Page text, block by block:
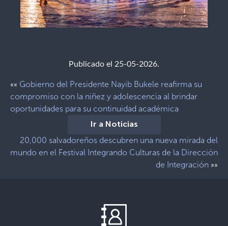
Publicado el 25-05-2026.
«« Gobierno del Presidente Nayib Bukele reafirma su
compromiso con la niñez y adolescencia al brindar
oportunidades para su continuidad académica
Ir a Noticias
20,000 salvadoreños descubren una nueva mirada del
mundo en el Festival Integrando Culturas de la Dirección
de Integración »»